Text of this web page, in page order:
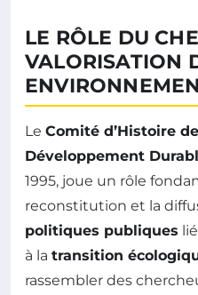
LE RÔLE DU
VALORISATION
Le Comité d’Histoire
Développement
1995, joue un rôle
reconstitution et la
politiques publiques
à la transition
rassembler des